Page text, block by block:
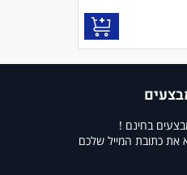
בחינם !
את כתובת המייל שלכם